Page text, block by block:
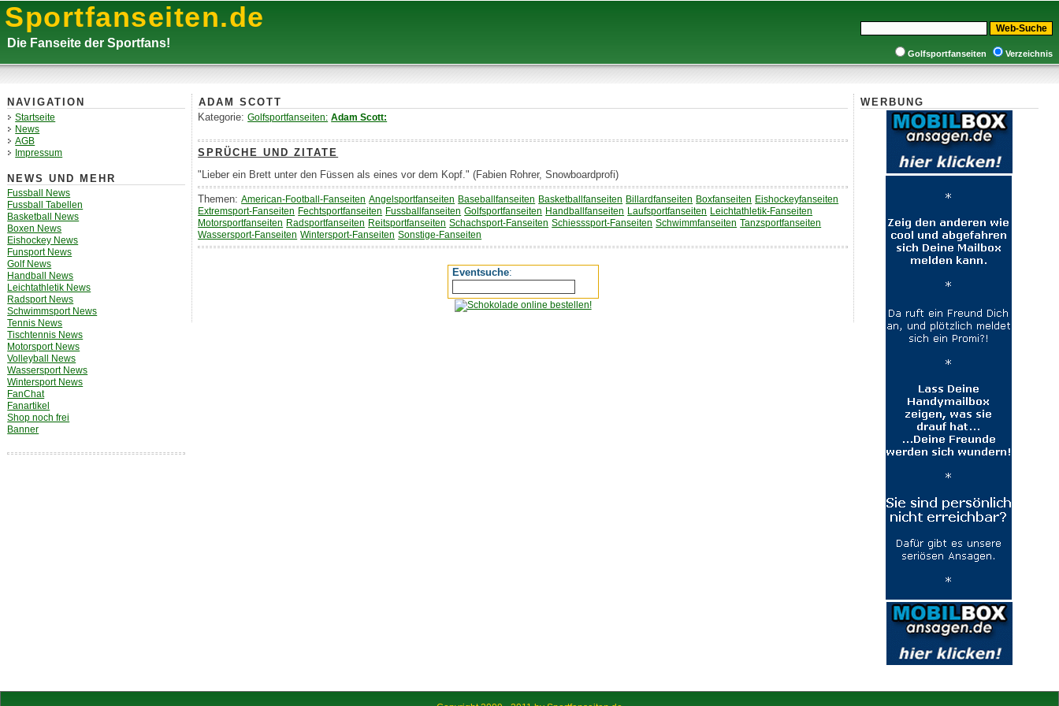
Sportfanseiten.de
Die Fanseite der Sportfans!
Golfsportfanseiten Verzeichnis
NAVIGATION
Startseite
News
AGB
Impressum
NEWS UND MEHR
Fussball News
Fussball Tabellen
Basketball News
Boxen News
Eishockey News
Funsport News
Golf News
Handball News
Leichtathletik News
Radsport News
Schwimmsport News
Tennis News
Tischtennis News
Motorsport News
Volleyball News
Wassersport News
Wintersport News
FanChat
Fanartikel
Shop noch frei
Banner
ADAM SCOTT
Kategorie:Golfsportfanseiten: Adam Scott:
SPRÜCHE UND ZITATE
"Lieber ein Brett unter den Füssen als eines vor dem Kopf." (Fabien Rohrer, Snowboardprofi)
Themen:American-Football-Fanseiten Angelsportfanseiten Baseballfanseiten Basketballfanseiten Billardfanseiten Boxfanseiten Eishockeyfanseiten
Extremsport-Fanseiten Fechtsportfanseiten Fussballfanseiten Golfsportfanseiten Handballfanseiten Laufsportfanseiten Leichtathletik-Fanseiten
Motorsportfanseiten Radsportfanseiten Reitsportfanseiten Schachsport-Fanseiten Schiesssport-Fanseiten Schwimmfanseiten Tanzsportfanseiten
Wassersport-Fanseiten Wintersport-Fanseiten Sonstige-Fanseiten
Eventsuche:
WERBUNG